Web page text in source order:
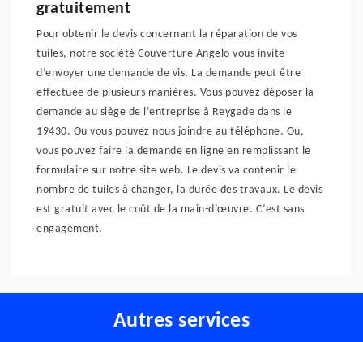
gratuitement
Pour obtenir le devis concernant la réparation de vos
tuiles, notre société Couverture Angelo vous invite
d’envoyer une demande de vis. La demande peut être
effectuée de plusieurs manières. Vous pouvez déposer la
demande au siège de l’entreprise à Reygade dans le
19430. Ou vous pouvez nous joindre au téléphone. Ou,
vous pouvez faire la demande en ligne en remplissant le
formulaire sur notre site web. Le devis va contenir le
nombre de tuiles à changer, la durée des travaux. Le devis
est gratuit avec le coût de la main-d’œuvre. C’est sans
engagement.
Autres services